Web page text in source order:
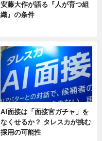
安藤大作が語る『人が育つ組
織』の条件
AI面接は「面接官ガチャ」を
なくせるか？ タレスカが挑む
採用の可能性